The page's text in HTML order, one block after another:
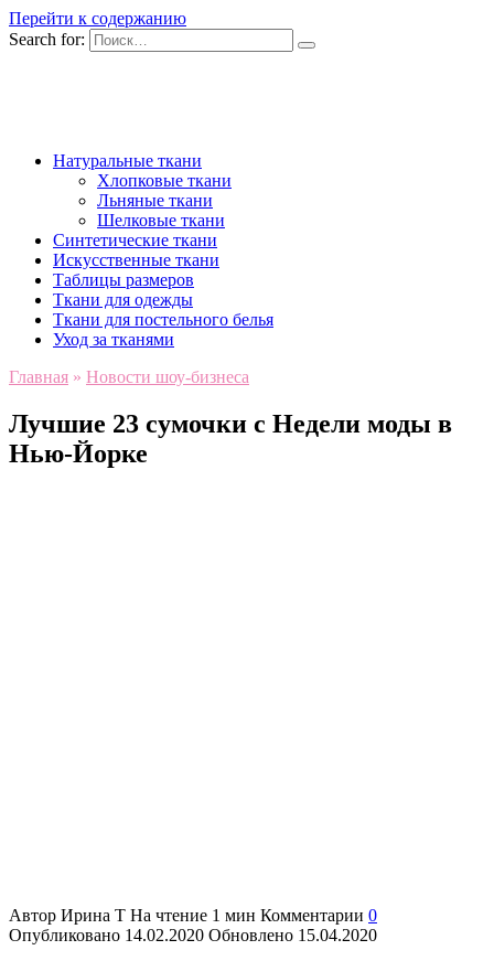
Перейти к содержанию
Search for:
Натуральные ткани
Хлопковые ткани
Льняные ткани
Шелковые ткани
Синтетические ткани
Искусственные ткани
Таблицы размеров
Ткани для одежды
Ткани для постельного белья
Уход за тканями
Главная » Новости шоу-бизнеса
Лучшие 23 сумочки с Недели моды в
Нью-Йорке
Автор Ирина Т На чтение 1 мин Комментарии 0
Опубликовано 14.02.2020 Обновлено 15.04.2020